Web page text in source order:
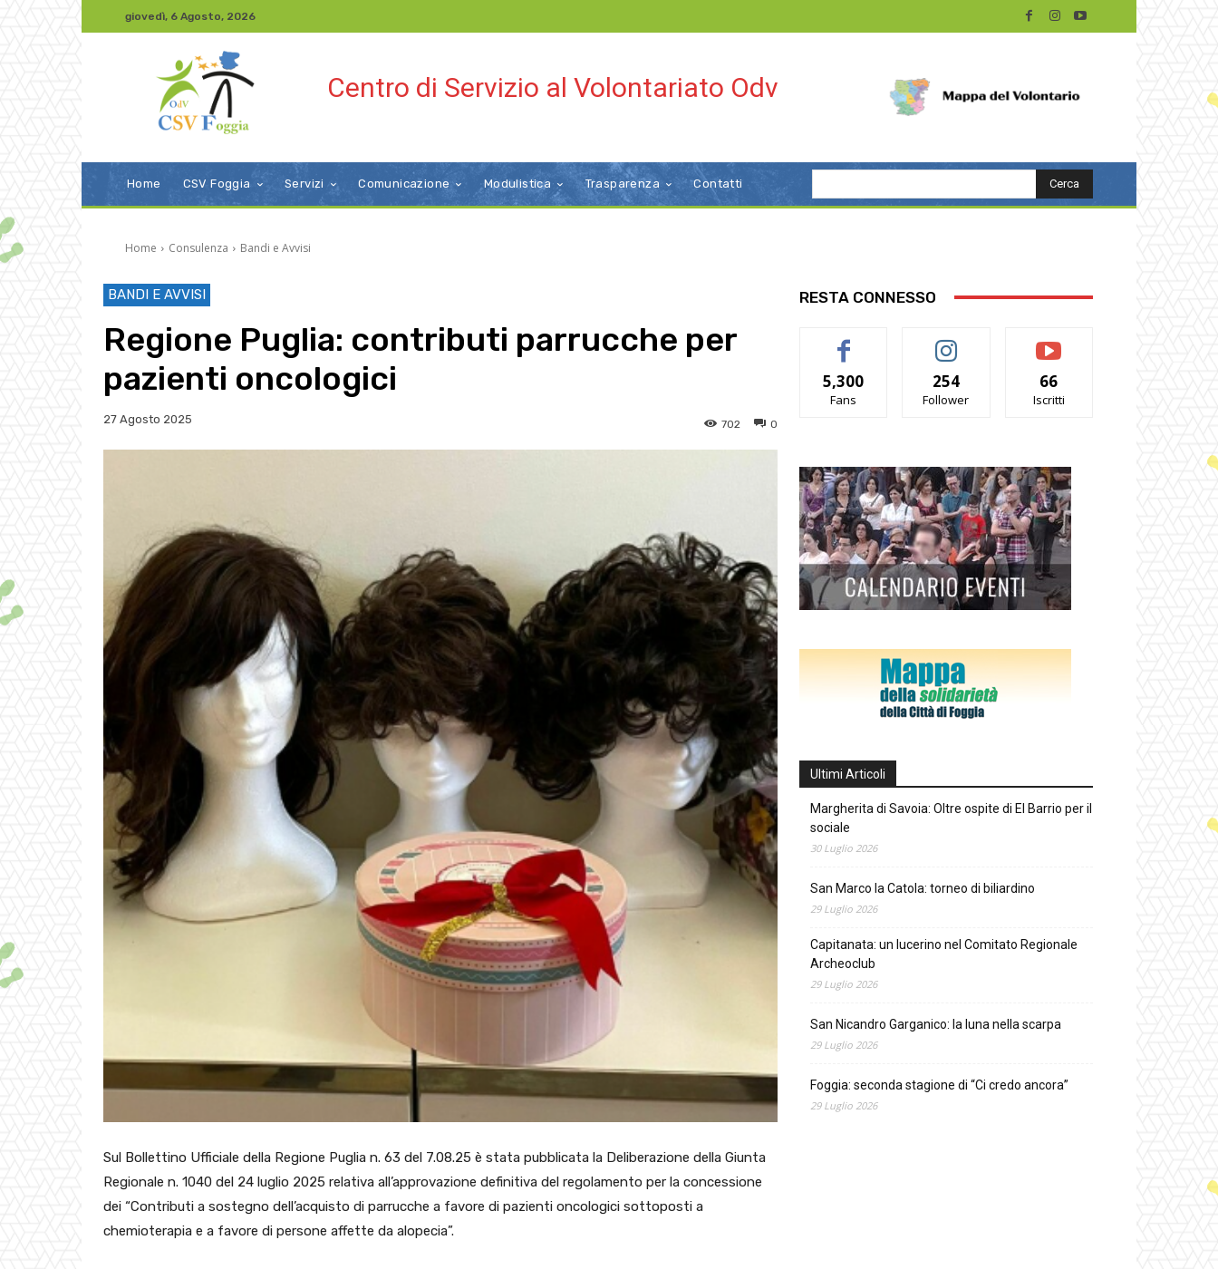
giovedì, 6 Agosto, 2026
Centro di Servizio al Volontariato Odv
Home CSV Foggia Servizi Comunicazione Modulistica Trasparenza Contatti Cerca
Home Consulenza Bandi e Avvisi
BANDI E AVVISI
Regione Puglia: contributi parrucche per
pazienti oncologici
27 Agosto 2025 0
702
Sul Bollettino Ufficiale della Regione Puglia n. 63 del 7.08.25 è stata pubblicata la Deliberazione della Giunta
Regionale n. 1040 del 24 luglio 2025 relativa all’approvazione definitiva del regolamento per la concessione
dei “Contributi a sostegno dell’acquisto di parrucche a favore di pazienti oncologici sottoposti a
chemioterapia e a favore di persone affette da alopecia”.
RESTA CONNESSO
5,300
Fans
254
Follower
66
Iscritti
Ultimi Articoli
Margherita di Savoia: Oltre ospite di El Barrio per il
sociale
30 Luglio 2026
San Marco la Catola: torneo di biliardino
29 Luglio 2026
Capitanata: un lucerino nel Comitato Regionale
Archeoclub
29 Luglio 2026
San Nicandro Garganico: la luna nella scarpa
29 Luglio 2026
Foggia: seconda stagione di “Ci credo ancora”
29 Luglio 2026